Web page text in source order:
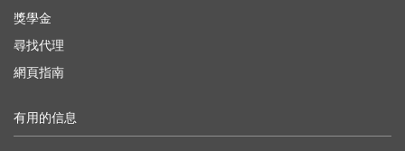
獎學金
尋找代理
網頁指南
有用的信息